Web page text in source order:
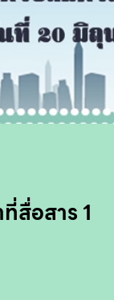
สื่อสาร 1